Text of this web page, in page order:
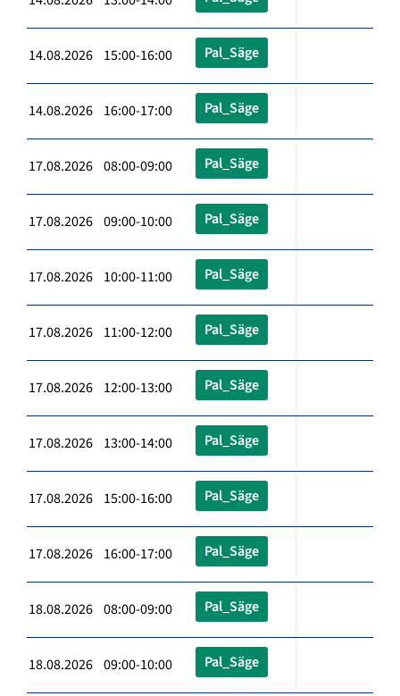
14.08.2026 15:00-16:00 Pal_Säge
14.08.2026 16:00-17:00 Pal_Säge
17.08.2026 08:00-09:00 Pal_Säge
17.08.2026 09:00-10:00 Pal_Säge
17.08.2026 10:00-11:00 Pal_Säge
17.08.2026 11:00-12:00 Pal_Säge
17.08.2026 12:00-13:00 Pal_Säge
17.08.2026 13:00-14:00 Pal_Säge
17.08.2026 15:00-16:00 Pal_Säge
17.08.2026 16:00-17:00 Pal_Säge
18.08.2026 08:00-09:00 Pal_Säge
18.08.2026 09:00-10:00 Pal_Säge